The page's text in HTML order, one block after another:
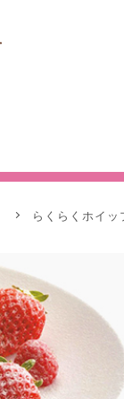
らくらくホイッ